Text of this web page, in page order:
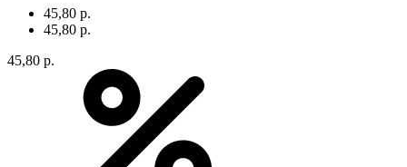
45,80 р.
45,80 р.
45,80 р.